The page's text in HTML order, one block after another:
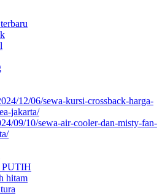
12/06/sewa-kursi-crossback-harga-
jakarta/
09/10/sewa-air-cooler-dan-misty-fan-
hitam